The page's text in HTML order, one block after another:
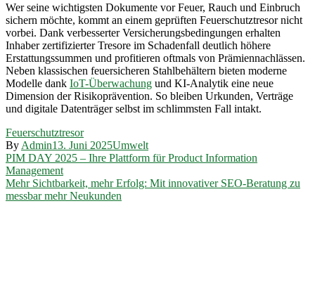
Wer seine wichtigsten Dokumente vor Feuer, Rauch und Einbruch
sichern möchte, kommt an einem geprüften Feuerschutztresor nicht
vorbei. Dank verbesserter Versicherungsbedingungen erhalten
Inhaber zertifizierter Tresore im Schadenfall deutlich höhere
Erstattungssummen und profitieren oftmals von Prämiennachlässen.
Neben klassischen feuersicheren Stahlbehältern bieten moderne
Modelle dank IoT-Überwachung und KI-Analytik eine neue
Dimension der Risikoprävention. So bleiben Urkunden, Verträge
und digitale Datenträger selbst im schlimmsten Fall intakt.
Feuerschutztresor
By Admin13. Juni 2025Umwelt
Beitragsnavigation
PIM DAY 2025 – Ihre Plattform für Product Information
Management
Mehr Sichtbarkeit, mehr Erfolg: Mit innovativer SEO-Beratung zu
messbar mehr Neukunden